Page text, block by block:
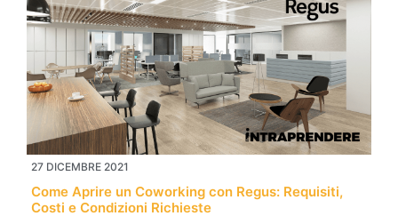
27 DICEMBRE 2021
Come Aprire un Coworking con Regus: Requisiti,
Costi e Condizioni Richieste